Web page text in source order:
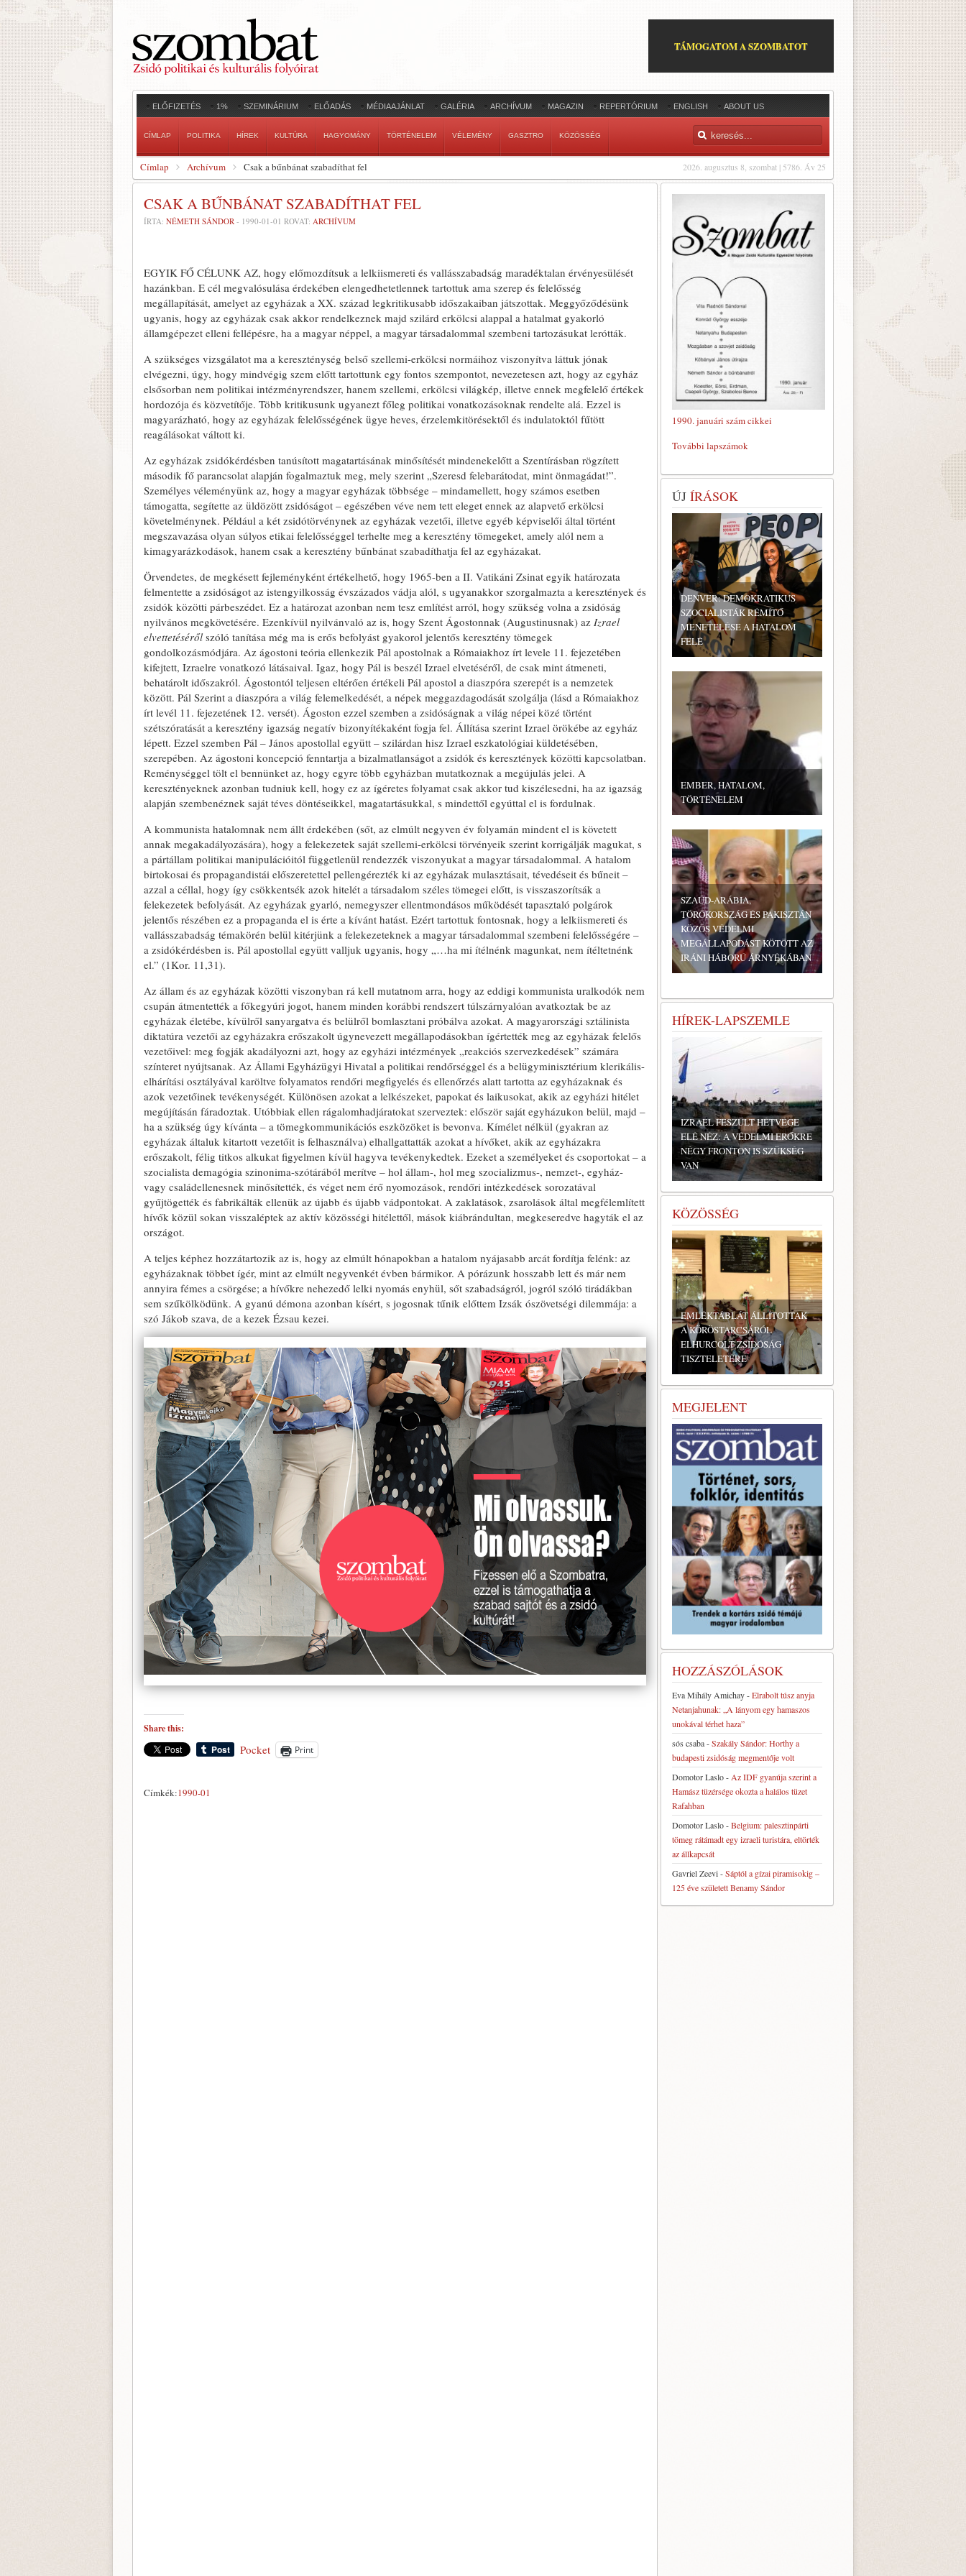
TÁMOGATOM A SZOMBATOT
ELŐFIZETÉS 1% SZEMINÁRIUM ELŐADÁS MÉDIAAJÁNLAT GALÉRIA ARCHÍVUM MAGAZIN REPERTÓRIUM ENGLISH ABOUT US
CÍMLAP POLITIKA HÍREK KULTÚRA HAGYOMÁNY TÖRTÉNELEM VÉLEMÉNY GASZTRO KÖZÖSSÉG
2026. augusztus 8, szombat | 5786. Áv 25
Címlap Archívum Csak a bűnbánat szabadíthat fel
CSAK A BŰNBÁNAT SZABADÍTHAT FEL
ÍRTA: NÉMETH SÁNDOR - 1990-01-01 ROVAT: ARCHÍVUM
EGYIK FŐ CÉLUNK AZ, hogy előmozdítsuk a lelkiismereti és vallásszabadság maradéktalan érvényesülését
hazánkban. E cél megvalósulása érdekében elengedhetetlennek tartottuk ama szerep és felelősség
megállapítását, amelyet az egyházak a XX. század legkritikusabb időszakaiban játszottak. Meggyőződésünk
ugyanis, hogy az egyházak csak akkor rendelkeznek majd szilárd erkölcsi alappal a hatalmat gyakorló
államgépezet elleni fellépésre, ha a magyar néppel, a magyar társadalommal szembeni tartozásukat lerótták.
A szükséges vizsgálatot ma a kereszténység belső szellemi-erkölcsi normáihoz viszonyítva láttuk jónak
elvégezni, úgy, hogy mindvégig szem előtt tartottunk egy fontos szempontot, nevezetesen azt, hogy az egyház
elsősorban nem politikai intézményrendszer, hanem szellemi, erkölcsi világkép, illetve ennek megfelelő értékek
hordozója és közvetítője. Több kritikusunk ugyanezt főleg politikai vonatkozásoknak rendelte alá. Ezzel is
magyarázható, hogy az egyházak felelősségének ügye heves, érzelemkitörésektől és indulatoktól fűtött
reagálásokat váltott ki.
Az egyházak zsidókérdésben tanúsított magatartásának minősítését mindenekelőtt a Szentírásban rögzített
második fő parancsolat alapján fogalmaztuk meg, mely szerint „Szeresd felebarátodat, mint önmagádat!”.
Személyes véleményünk az, hogy a magyar egyházak többsége – mindamellett, hogy számos esetben
támogatta, segítette az üldözött zsidóságot – egészében véve nem tett eleget ennek az alapvető erkölcsi
követelménynek. Például a két zsidótörvénynek az egyházak vezetői, illetve egyéb képviselői által történt
megszavazása olyan súlyos etikai felelősséggel terhelte meg a keresztény tömegeket, amely alól nem a
kimagyarázkodások, hanem csak a keresztény bűnbánat szabadíthatja fel az egyházakat.
Örvendetes, de megkésett fejleményként értékelhető, hogy 1965-ben a II. Vatikáni Zsinat egyik határozata
felmentette a zsidóságot az istengyilkosság évszázados vádja alól, s ugyanakkor szorgalmazta a keresztények és
zsidók közötti párbeszédet. Ez a határozat azonban nem tesz említést arról, hogy szükség volna a zsidóság
nyilvános megkövetésére. Ezenkívül nyilvánvaló az is, hogy Szent Ágostonnak (Augustinusnak) az Izrael
elvettetéséről szóló tanítása még ma is erős befolyást gyakorol jelentős keresztény tömegek
gondolkozásmódjára. Az ágostoni teória ellenkezik Pál apostolnak a Rómaiakhoz írt levele 11. fejezetében
kifejtett, Izraelre vonatkozó látásaival. Igaz, hogy Pál is beszél Izrael elvetéséről, de csak mint átmeneti,
behatárolt időszakról. Ágostontól teljesen eltérően értékeli Pál apostol a diaszpóra szerepét is a nemzetek
között. Pál Szerint a diaszpóra a világ felemelkedését, a népek meggazdagodását szolgálja (lásd a Rómaiakhoz
írt levél 11. fejezetének 12. versét). Ágoston ezzel szemben a zsidóságnak a világ népei közé történt
szétszóratását a keresztény igazság negatív bizonyítékaként fogja fel. Állítása szerint Izrael örökébe az egyház
lépett. Ezzel szemben Pál – János apostollal együtt – szilárdan hisz Izrael eszkatológiai küldetésében,
szerepében. Az ágostoni koncepció fenntartja a bizalmatlanságot a zsidók és keresztények közötti kapcsolatban.
Reménységgel tölt el bennünket az, hogy egyre több egyházban mutatkoznak a megújulás jelei. A
keresztényeknek azonban tudniuk kell, hogy ez az ígéretes folyamat csak akkor tud kiszélesedni, ha az igazság
alapján szembenéznek saját téves döntéseikkel, magatartásukkal, s mindettől egyúttal el is fordulnak.
A kommunista hatalomnak nem állt érdekében (sőt, az elmúlt negyven év folyamán mindent el is követett
annak megakadályozására), hogy a felekezetek saját szellemi-erkölcsi törvényeik szerint korrigálják magukat, s
a pártállam politikai manipulációitól függetlenül rendezzék viszonyukat a magyar társadalommal. A hatalom
birtokosai és propagandistái előszeretettel pellengérezték ki az egyházak mulasztásait, tévedéseit és bűneit –
azzal a céllal, hogy így csökkentsék azok hitelét a társadalom széles tömegei előtt, is visszaszorítsák a
felekezetek befolyását. Az egyházak gyarló, nemegyszer ellentmondásos működését tapasztaló polgárok
jelentős részében ez a propaganda el is érte a kívánt hatást. Ezért tartottuk fontosnak, hogy a lelkiismereti és
vallásszabadság témakörén belül kitérjünk a felekezeteknek a magyar társadalommal szembeni felelősségére –
a zsidókérdésben is. Pál apostollal együtt valljuk ugyanis, hogy „…ha mi ítélnénk magunkat, nem ítéltetnénk
el.” (1Kor. 11,31).
Az állam és az egyházak közötti viszonyban rá kell mutatnom arra, hogy az eddigi kommunista uralkodók nem
csupán átmentették a főkegyúri jogot, hanem minden korábbi rendszert túlszárnyalóan avatkoztak be az
egyházak életébe, kívülről sanyargatva és belülről bomlasztani próbálva azokat. A magyarországi sztálinista
diktatúra vezetői az egyházakra erőszakolt úgynevezett megállapodásokban ígértették meg az egyházak felelős
vezetőivel: meg fogják akadályozni azt, hogy az egyházi intézmények „reakciós szervezkedések” számára
színteret nyújtsanak. Az Állami Egyházügyi Hivatal a politikai rendőrséggel és a belügyminisztérium klerikális-
elhárítási osztályával karöltve folyamatos rendőri megfigyelés és ellenőrzés alatt tartotta az egyházaknak és
azok vezetőinek tevékenységét. Különösen azokat a lelkészeket, papokat és laikusokat, akik az egyházi hitélet
megújításán fáradoztak. Utóbbiak ellen rágalomhadjáratokat szerveztek: először saját egyházukon belül, majd –
ha a szükség úgy kívánta – a tömegkommunikációs eszközöket is bevonva. Kímélet nélkül (gyakran az
egyházak általuk kitartott vezetőit is felhasználva) elhallgattatták azokat a hívőket, akik az egyházakra
erőszakolt, félig titkos alkukat figyelmen kívül hagyva tevékenykedtek. Ezeket a személyeket és csoportokat – a
szocialista demagógia szinonima-szótárából merítve – hol állam-, hol meg szocializmus-, nemzet-, egyház-
vagy családellenesnek minősítették, és véget nem érő nyomozások, rendőri intézkedések sorozatával
gyűjtögették és fabrikálták ellenük az újabb és újabb vádpontokat. A zaklatások, zsarolások által megfélemlített
hívők közül sokan visszaléptek az aktív közösségi hitélettől, mások kiábrándultan, megkeseredve hagyták el az
országot.
A teljes képhez hozzátartozik az is, hogy az elmúlt hónapokban a hatalom nyájasabb arcát fordítja felénk: az
egyházaknak többet ígér, mint az elmúlt negyvenkét évben bármikor. A pórázunk hosszabb lett és már nem
annyira fémes a csörgése; a hívőkre nehezedő lelki nyomás enyhül, sőt szabadságról, jogról szóló tirádákban
sem szűkölködünk. A gyanú démona azonban kísért, s jogosnak tűnik előttem Izsák ószövetségi dilemmája: a
szó Jákob szava, de a kezek Ézsau kezei.
Share this:
Pocket Print
Címkék:1990-01
1990. januári szám cikkei
További lapszámok
ÚJ ÍRÁSOK
DENVER: DEMOKRATIKUS
SZOCIALISTÁK RÉMÍTŐ
MENETELÉSE A HATALOM
FELÉ
EMBER, HATALOM,
TÖRTÉNELEM
SZAÚD-ARÁBIA,
TÖRÖKORSZÁG ÉS PAKISZTÁN
KÖZÖS VÉDELMI
MEGÁLLAPODÁST KÖTÖTT AZ
IRÁNI HÁBORÚ ÁRNYÉKÁBAN
HÍREK-LAPSZEMLE
IZRAEL FESZÜLT HÉTVÉGE
ELÉ NÉZ: A VÉDELMI ERŐKRE
NÉGY FRONTON IS SZÜKSÉG
VAN
KÖZÖSSÉG
EMLÉKTÁBLÁT ÁLLÍTOTTAK
A KÖRÖSTARCSÁRÓL
ELHURCOLT ZSIDÓSÁG
TISZTELETÉRE
BONYHÁDI ZSIDÓ NAPOK
MEGJELENT
HOZZÁSZÓLÁSOK
Eva Mihály Amichay-Elrabolt túsz anyja
Netanjahunak: „A lányom egy hamaszos
unokával térhet haza”
sós csaba-Szakály Sándor: Horthy a
budapesti zsidóság megmentője volt
Domotor Laslo- Az IDF gyanúja szerint a
Hamász tüzérsége okozta a halálos tüzet
Rafahban
Domotor Laslo-Belgium: palesztinpárti
tömeg rátámadt egy izraeli turistára, eltörték
az állkapcsát
Gavriel Zeevi-Sáptól a gízai piramisokig –
125 éve született Benamy Sándor